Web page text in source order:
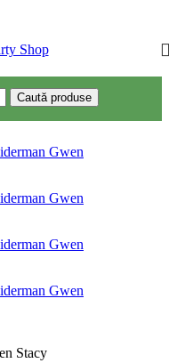
Caută produse